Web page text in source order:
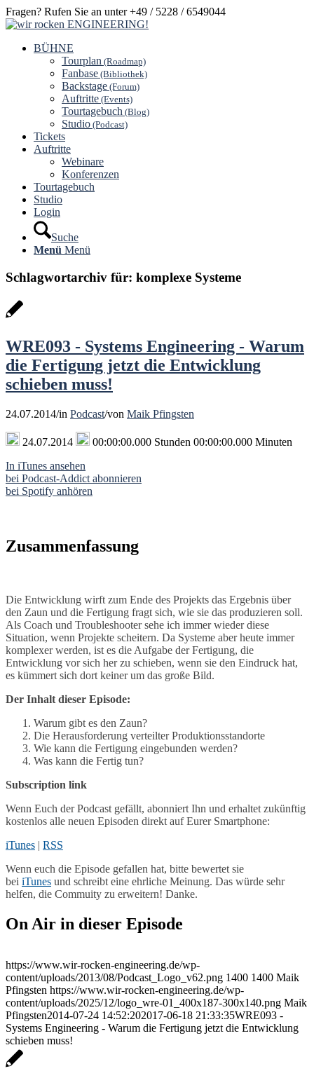
Fragen? Rufen Sie an unter +49 / 5228 / 6549044
BÜHNE
Tourplan (Roadmap)
Fanbase (Bibliothek)
Backstage (Forum)
Auftritte (Events)
Tourtagebuch (Blog)
Studio (Podcast)
Tickets
Auftritte
Webinare
Konferenzen
Tourtagebuch
Studio
Login
Suche
Menü Menü
Schlagwortarchiv für: komplexe Systeme
WRE093 - Systems Engineering - Warum
die Fertigung jetzt die Entwicklung
schieben muss!
24.07.2014/in Podcast/von Maik Pfingsten
24.07.2014
00:00:00.000 Stunden 00:00:00.000 Minuten
In iTunes ansehen
bei Podcast-Addict abonnieren
bei Spotify anhören
Zusammenfassung
Die Entwicklung wirft zum Ende des Projekts das Ergebnis über
den Zaun und die Fertigung fragt sich, wie sie das produzieren soll.
Als Coach und Troubleshooter sehe ich immer wieder diese
Situation, wenn Projekte scheitern. Da Systeme aber heute immer
komplexer werden, ist es die Aufgabe der Fertigung, die
Entwicklung vor sich her zu schieben, wenn sie den Eindruck hat,
es kümmert sich dort keiner um das große Bild.
Der Inhalt dieser Episode:
Warum gibt es den Zaun?
Die Herausforderung verteilter Produktionsstandorte
Wie kann die Fertigung eingebunden werden?
Was kann die Fertig tun?
Subscription link
Wenn Euch der Podcast gefällt, abonniert Ihn und erhaltet zukünftig
kostenlos alle neuen Episoden direkt auf Eurer Smartphone:
iTunes | RSS
Wenn euch die Episode gefallen hat, bitte bewertet sie
bei iTunes und schreibt eine ehrliche Meinung. Das würde sehr
helfen, die Commuity zu erweitern! Danke.
On Air in dieser Episode
https://www.wir-rocken-engineering.de/wp-
content/uploads/2013/08/Podcast_Logo_v62.png 1400 1400 Maik
Pfingsten https://www.wir-rocken-engineering.de/wp-
content/uploads/2025/12/logo_wre-01_400x187-300x140.png Maik
Pfingsten2014-07-24 14:52:202017-06-18 21:33:35WRE093 -
Systems Engineering - Warum die Fertigung jetzt die Entwicklung
schieben muss!